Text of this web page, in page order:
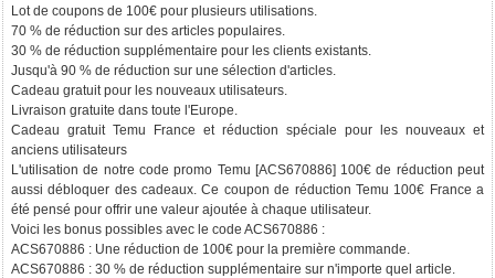
Lot de coupons de 100€ pour plusieurs utilisations.
70 % de réduction sur des articles populaires.
30 % de réduction supplémentaire pour les clients existants.
Jusqu'à 90 % de réduction sur une sélection d'articles.
Cadeau gratuit pour les nouveaux utilisateurs.
Livraison gratuite dans toute l'Europe.
Cadeau gratuit Temu France et réduction spéciale pour les nouveaux et
anciens utilisateurs
L'utilisation de notre code promo Temu [ACS670886] 100€ de réduction peut
aussi débloquer des cadeaux. Ce coupon de réduction Temu 100€ France a
été pensé pour offrir une valeur ajoutée à chaque utilisateur.
Voici les bonus possibles avec le code ACS670886 :
ACS670886 : Une réduction de 100€ pour la première commande.
ACS670886 : 30 % de réduction supplémentaire sur n'importe quel article.